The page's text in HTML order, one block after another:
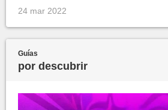
24 mar 2022
Guías
por descubrir